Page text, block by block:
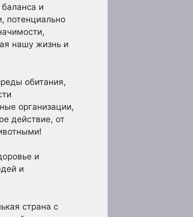
и
потенциально
нашу жизнь и
обитания,
организации,
действие, от
и
и
страна с